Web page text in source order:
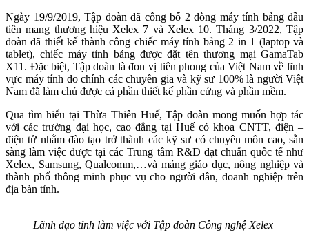
Ngày 19/9/2019, Tập đoàn đã công bố 2 dòng máy tính bảng đầu
tiên mang thương hiệu Xelex 7 và Xelex 10. Tháng 3/2022, Tập
đoàn đã thiết kế thành công chiếc máy tính bảng 2 in 1 (laptop và
tablet), chiếc máy tỉnh bảng được đặt tên thương mại GamaTab
X11. Đặc biệt, Tập doàn là đon vị tiên phong của Việt Nam về lĩnh
vực máy tính do chính các chuyên gia và kỹ sư 100% là người Việt
Nam đã làm chủ được cả phần thiết kế phần cứng và phần mềm.
Qua tìm hiểu tại Thừa Thiên Huế, Tập đoàn mong muốn hợp tác
với các trường đại học, cao đẳng tại Huế có khoa CNTT, điện –
điện tử nhằm đào tạo trở thành các kỹ sư có chuyên môn cao, sẵn
sàng làm việc được tại các Trung tâm R&D đạt chuẩn quốc tế như
Xelex, Samsung, Qualcomm,…và mảng giáo dục, nông nghiệp và
thành phố thông minh phục vụ cho người dân, doanh nghiệp trên
địa bàn tỉnh.
Lãnh đạo tỉnh làm việc với Tập đoàn Công nghệ Xelex